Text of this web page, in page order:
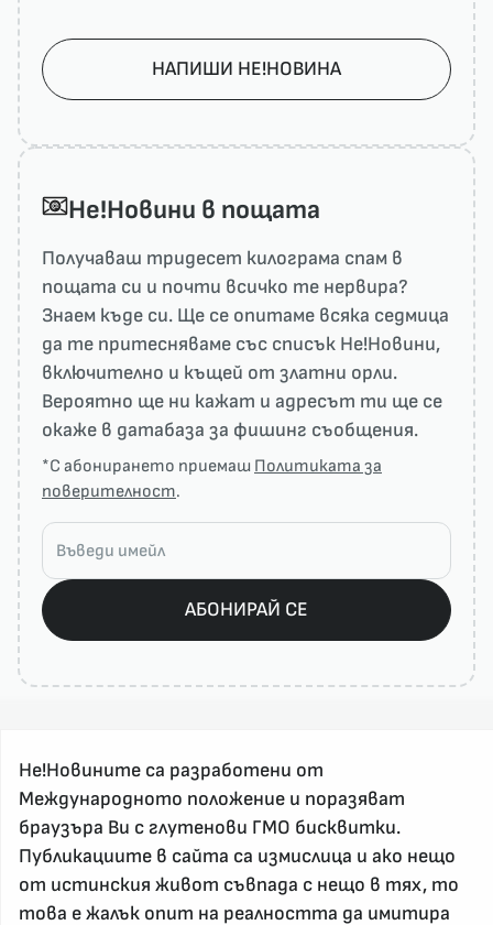
НАПИШИ НЕ!НОВИНА
He!Новини в пощата
Получаваш тридесет килограма спам в
пощата си и почти всичко те нервира?
Знаем къде си. Ще се опитаме всяка седмица
да те притесняваме със списък He!Новини,
включително и къщей от златни орли.
Вероятно ще ни кажат и адресът ти ще се
окаже в датабаза за фишинг съобщения.
*С абонирането приемаш Политиката за
поверителност.
АБОНИРАЙ СЕ
За реклама и връзка с нас, пишете на
nenovinite@gmail.com
Контакт
Не!Новините са разработени от
Международното положение и поразяват
браузъра Ви с глутенови ГМО бисквитки.
Публикациите в сайта са измислица и ако нещо
от истинския живот съвпада с нещо в тях, то
това е жалък опит на реалността да имитира